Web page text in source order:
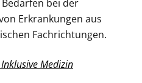
bei der
Erkrankungen aus
Fachrichtungen.
Medizin